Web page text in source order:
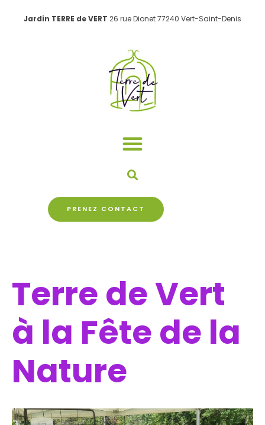
Jardin TERRE de VERT 26 rue Dionet 77240 Vert-Saint-Denis
PRENEZ CONTACT
Terre de Vert
à la Fête de la
Nature